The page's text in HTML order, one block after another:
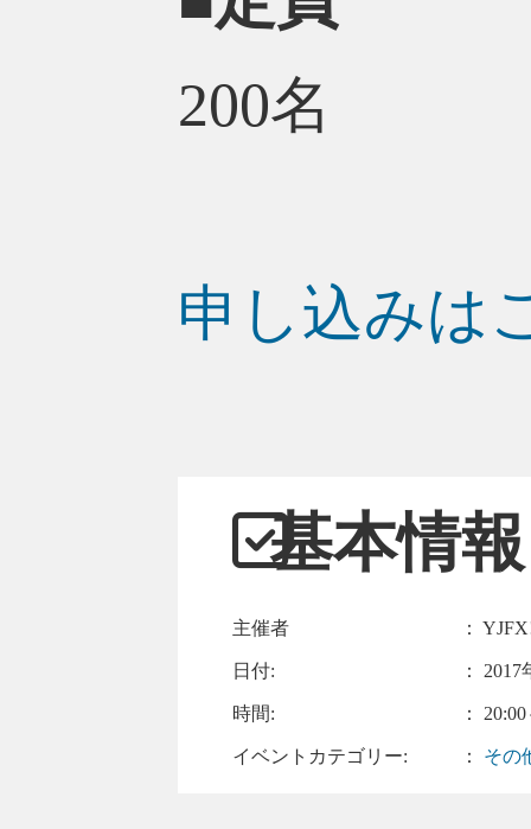
200名
申し込みは
基本情報
主催者 ：
日付: ： 2017
時間: ：
イベントカテゴリー: ： その